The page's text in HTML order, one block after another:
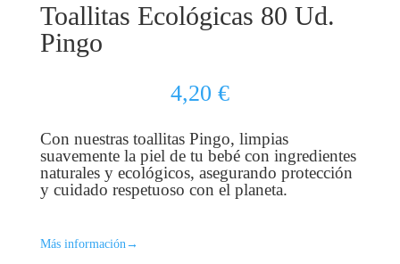
Toallitas Ecológicas 80 Ud.
Pingo
4,20 €
Con nuestras toallitas Pingo, limpias
suavemente la piel de tu bebé con ingredientes
naturales y ecológicos, asegurando protección
y cuidado respetuoso con el planeta.
Más información→